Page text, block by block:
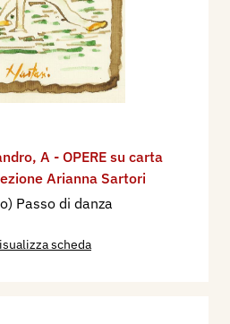
, A - OPERE su carta
Arianna Sartori
Passo di danza
scheda